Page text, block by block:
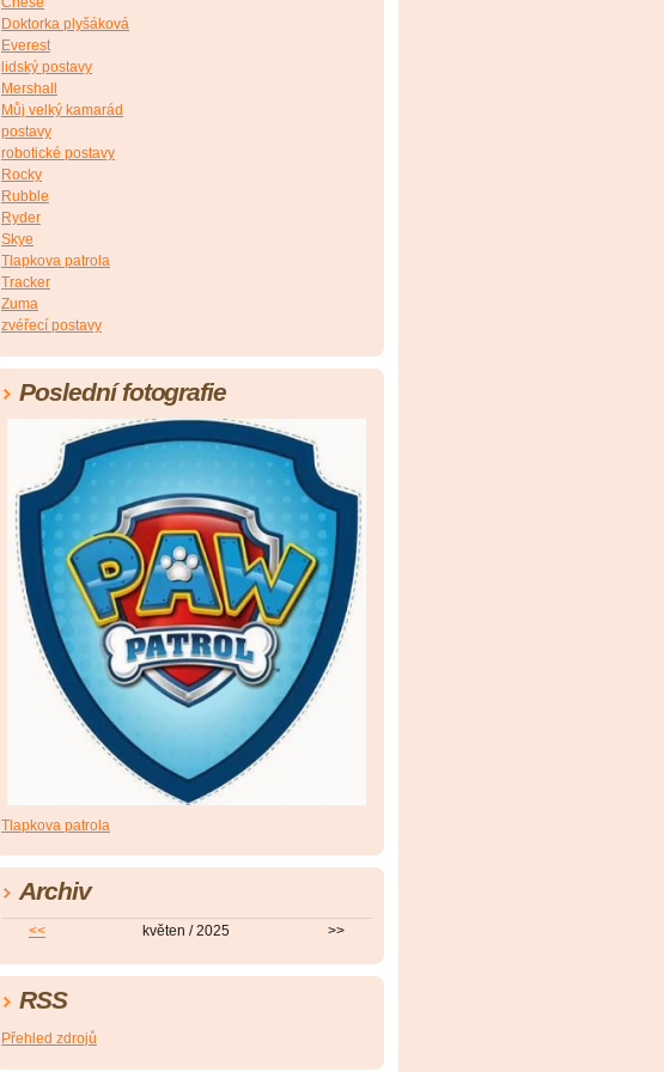
Doktorka plyšáková
Everest
lidský postavy
Mershall
Můj velký kamarád
postavy
robotické postavy
Rocky
Rubble
Ryder
Skye
Tlapkova patrola
Tracker
Zuma
zvéřecí postavy
Poslední fotografie
Tlapkova patrola
Archiv
<< květen / 2025 >>
RSS
Přehled zdrojů